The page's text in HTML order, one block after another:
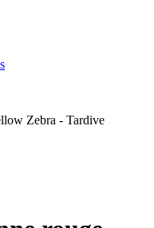
Zebra - Tardive